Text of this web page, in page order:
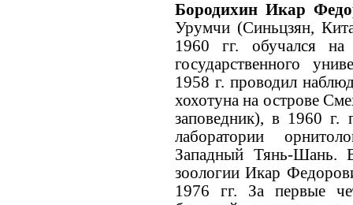
Бородихин Икар
Урумчи (Синьцзян,
1960 гг. обучался на
государственного
1958 г. проводил
хохотуна на острове
заповедник), в 1960 г.
лаборатории
Западный Тянь-Шань.
зоологии Икар
1976 гг. За первые